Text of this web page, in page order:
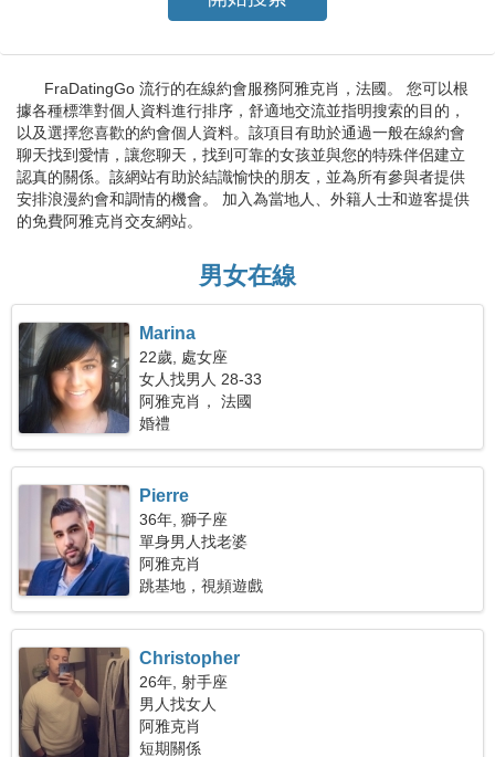
FraDatingGo 流行的在線約會服務阿雅克肖，法國。 您可以根
據各種標準對個人資料進行排序，舒適地交流並指明搜索的目的，
以及選擇您喜歡的約會個人資料。該項目有助於通過一般在線約會
聊天找到愛情，讓您聊天，找到可靠的女孩並與您的特殊伴侶建立
認真的關係。該網站有助於結識愉快的朋友，並為所有參與者提供
安排浪漫約會和調情的機會。 加入為當地人、外籍人士和遊客提供
的免費阿雅克肖交友網站。
男女在線
Marina
22歲, 處女座
女人找男人 28-33
阿雅克肖， 法國
婚禮
Pierre
36年, 獅子座
單身男人找老婆
阿雅克肖
跳基地，視頻遊戲
Christopher
26年, 射手座
男人找女人
阿雅克肖
短期關係